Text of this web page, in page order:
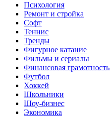
Психология
Ремонт и стройка
Софт
Теннис
Тренды
Фигурное катание
Фильмы и сериалы
Финансовая грамотность
Футбол
Хоккей
Школьники
Шоу-бизнес
Экономика